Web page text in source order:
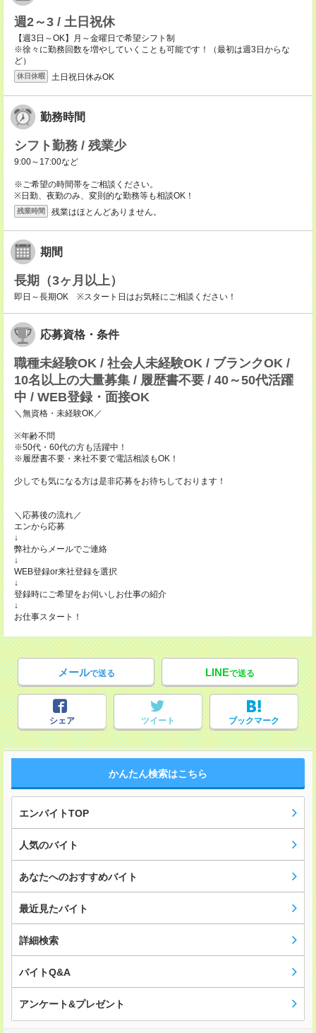
週2～3 / 土日祝休
【週3日～OK】月～金曜日で希望シフト制
※徐々に勤務回数を増やしていくことも可能です！（最初は週3日からな
ど）
休日休暇 土日祝日休みOK
勤務時間
シフト勤務 / 残業少
9:00～17:00など
※ご希望の時間帯をご相談ください。
※日勤、夜勤のみ、変則的な勤務等も相談OK！
残業時間 残業はほとんどありません。
期間
長期（3ヶ月以上）
即日～長期OK ※スタート日はお気軽にご相談ください！
応募資格・条件
職種未経験OK / 社会人未経験OK / ブランクOK /
10名以上の大量募集 / 履歴書不要 / 40～50代活躍
中 / WEB登録・面接OK
＼無資格・未経験OK／
※年齢不問
※50代・60代の方も活躍中！
※履歴書不要・来社不要で電話相談もOK！
少しでも気になる方は是非応募をお待ちしております！
＼応募後の流れ／
エンから応募
↓
弊社からメールでご連絡
↓
WEB登録or来社登録を選択
↓
登録時にご希望をお伺いしお仕事の紹介
↓
お仕事スタート！
メールで送る LINEで送る
シェア ツイート ブックマーク
かんたん検索はこちら
エンバイトTOP
人気のバイト
あなたへのおすすめバイト
最近見たバイト
詳細検索
バイトQ&A
アンケート&プレゼント